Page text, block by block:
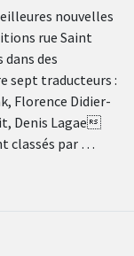
nouvelles
rue Saint
des
sept traducteurs :
Florence Didier-
Denis Lagae
classés par …